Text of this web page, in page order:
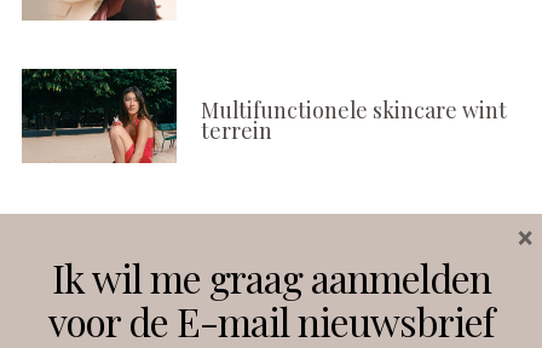
Multifunctionele skincare wint
terrein
Instagram Facebook
Ik wil me graag aanmelden
voor de E-mail nieuwsbrief
×